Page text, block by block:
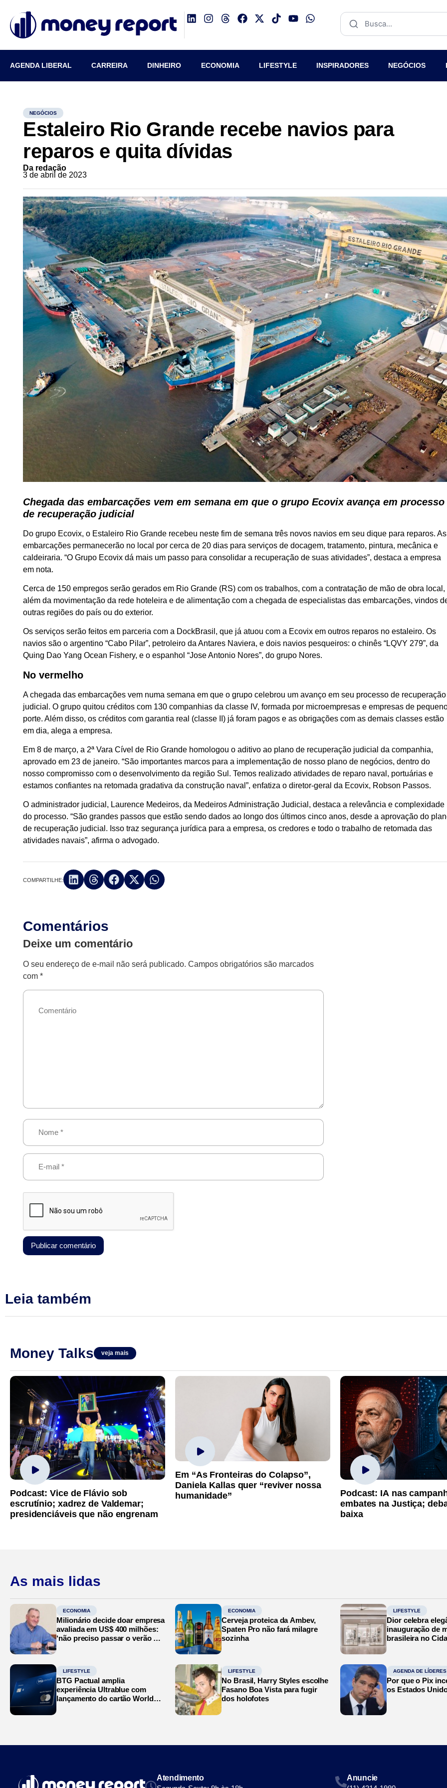
AGENDA LIBERAL CARREIRA DINHEIRO ECONOMIA LIFESTYLE INSPIRADORES NEGÓCIOS
NEGÓCIOS
Estaleiro Rio Grande recebe navios para
reparos e quita dívidas
Da redação
3 de abril de 2023
Chegada das embarcações vem em semana em que o grupo Ecovix avança em processo
de recuperação judicial
Do grupo Ecovix, o Estaleiro Rio Grande recebeu neste fim de semana três novos navios em seu dique para reparos. As
embarcações permanecerão no local por cerca de 20 dias para serviços de docagem, tratamento, pintura, mecânica e
caldeiraria. “O Grupo Ecovix dá mais um passo para consolidar a recuperação de suas atividades”, destaca a empresa
em nota.
Cerca de 150 empregos serão gerados em Rio Grande (RS) com os trabalhos, com a contratação de mão de obra local,
além da movimentação da rede hoteleira e de alimentação com a chegada de especialistas das embarcações, vindos
outras regiões do país ou do exterior.
Os serviços serão feitos em parceria com a DockBrasil, que já atuou com a Ecovix em outros reparos no estaleiro. Os
navios são o argentino “Cabo Pilar”, petroleiro da Antares Naviera, e dois navios pesqueiros: o chinês “LQVY 279”, da
Quing Dao Yang Ocean Fishery, e o espanhol “Jose Antonio Nores”, do grupo Nores.
No vermelho
A chegada das embarcações vem numa semana em que o grupo celebrou um avanço em seu processo de recuperação
judicial. O grupo quitou créditos com 130 companhias da classe IV, formada por microempresas e empresas de
porte. Além disso, os créditos com garantia real (classe II) já foram pagos e as obrigações com as demais classes estão
em dia, alega a empresa.
Em 8 de março, a 2ª Vara Cível de Rio Grande homologou o aditivo ao plano de recuperação judicial da companhia,
aprovado em 23 de janeiro. “São importantes marcos para a implementação de nosso plano de negócios, dentro do
nosso compromisso com o desenvolvimento da região Sul. Temos realizado atividades de reparo naval, portuárias e
estamos confiantes na retomada gradativa da construção naval”, enfatiza o diretor-geral da Ecovix, Robson Passos.
O administrador judicial, Laurence Medeiros, da Medeiros Administração Judicial, destaca a relevância e complexidade
do processo. “São grandes passos que estão sendo dados ao longo dos últimos cinco anos, desde a aprovação do
de recuperação judicial. Isso traz segurança jurídica para a empresa, os credores e todo o trabalho de retomada das
atividades navais”, afirma o advogado.
COMPARTILHE:
Comentários
Deixe um comentário
O seu endereço de e-mail não será publicado. Campos obrigatórios são marcados
com*
Leia também
Money Talks veja mais
Podcast: Vice de Flávio sob
escrutínio; xadrez de Valdemar;
presidenciáveis que não engrenam
Em “As Fronteiras do Colapso”,
Daniela Kallas quer “reviver nossa
humanidade”
Podcast: IA nas
embates na Justiça;
baixa
As mais lidas
ECONOMIA
Milionário decide doar empresa
avaliada em US$ 400 milhões:
‘não preciso passar o verão no
ECONOMIA
Cerveja proteica da Ambev,
Spaten Pro não fará milagre
sozinha
LIFESTYLE
Dior celebra
inauguração de
brasileira no
LIFESTYLE
BTG Pactual amplia
experiência Ultrablue com
lançamento do cartão World
LIFESTYLE
No Brasil, Harry Styles escolhe
Fasano Boa Vista para fugir
dos holofotes
AGENDA DE LÍDERES
Por que o Pix
os Estados
Atendimento
Anuncie